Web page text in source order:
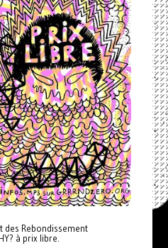
des Rebondissement
à prix libre.